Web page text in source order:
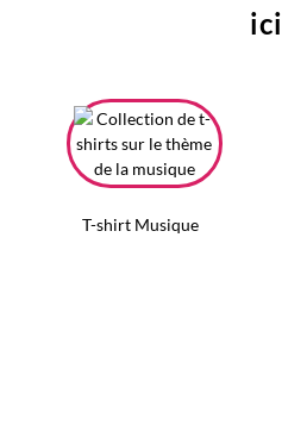
ici
T-shirt Musique